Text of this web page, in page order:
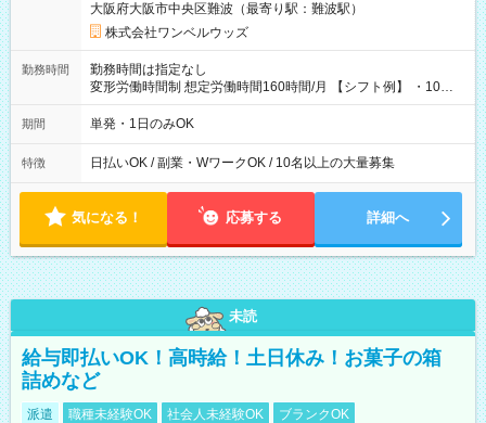
大阪府大阪市中央区難波（最寄り駅：難波駅）
株式会社ワンベルウッズ
勤務時間
勤務時間は指定なし
変形労働時間制 想定労働時間160時間/月 【シフト例】 ・10：
00～20：00
期間 単発・1日のみOK
特徴 日払いOK / 副業・WワークOK / 10名以上の大量募集
気になる！ 応募する 詳細へ
未読
給与即払いOK！高時給！土日休み！お菓子の箱
詰めなど
派遣 職種未経験OK 社会人未経験OK
ブランクOK